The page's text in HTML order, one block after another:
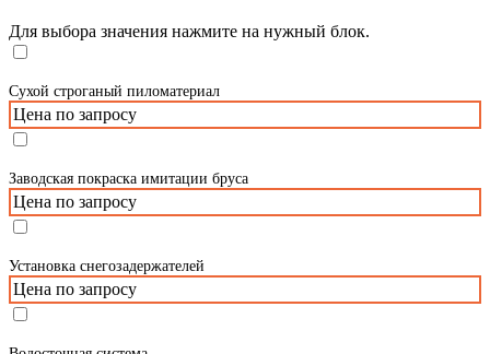
Для выбора значения нажмите на нужный блок.
Сухой строганый пиломатериал
Цена по запросу
Заводская покраска имитации бруса
Цена по запросу
Установка снегозадержателей
Цена по запросу